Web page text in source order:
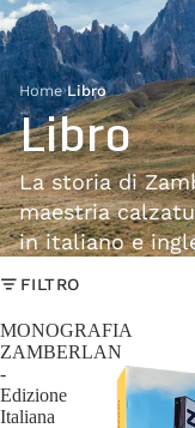
Home›Libro
Libro
La storia di
maestria
in italiano e
FILTRO
MONOGRAFIA
ZAMBERLAN
-
Edizione
Italiana